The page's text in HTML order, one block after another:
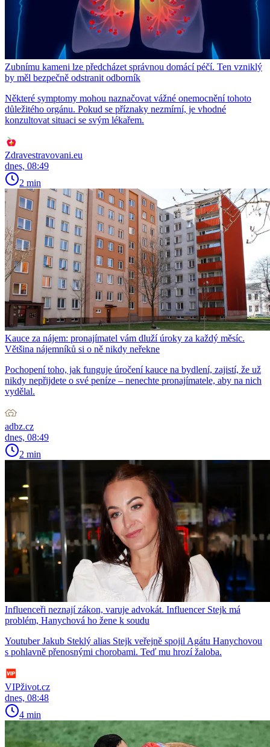
Zubnímu kameni lze předcházet správnou domácí péčí. Ten vzniklý
by měl bezpečně odstranit odborník
Některé symptomy mohou naznačovat vážné onemocnění tohoto
důležitého orgánu. Pokud se příznaky nezmírní, je vhodné
konzultovat situaci se svým lékařem.
Zdravestravovani.eu
dnes, 08:49
2 min
Kauce za nájem: pronajímatel vám dluží úroky za každý měsíc.
Většina nájemníků si o ně nikdy neřekne
Pochopení toho, jak funguje úročení kauce na bydlení, zajistí, že už
nikdy nepřijdete o své peníze – nenechte pronajímatele, aby na nich
vydělal.
adbz.cz
dnes, 08:49
2 min
Influenceři neznají zákon, varuje advokát. Influencer Stejk má
problém, Hanychová ho žene k soudu
Youtuber Jakub Steklý alias Stejk veřejně spojil Agátu Hanychovou
s pohlavně přenosnými chorobami. Teď mu hrozí žaloba.
VIPživot.cz
dnes, 08:48
4 min